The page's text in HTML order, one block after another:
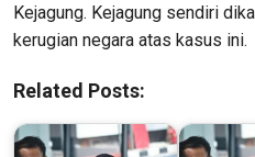
Kejagung. Kejagung sendiri
kerugian negara atas kasus ini.
Related Posts: